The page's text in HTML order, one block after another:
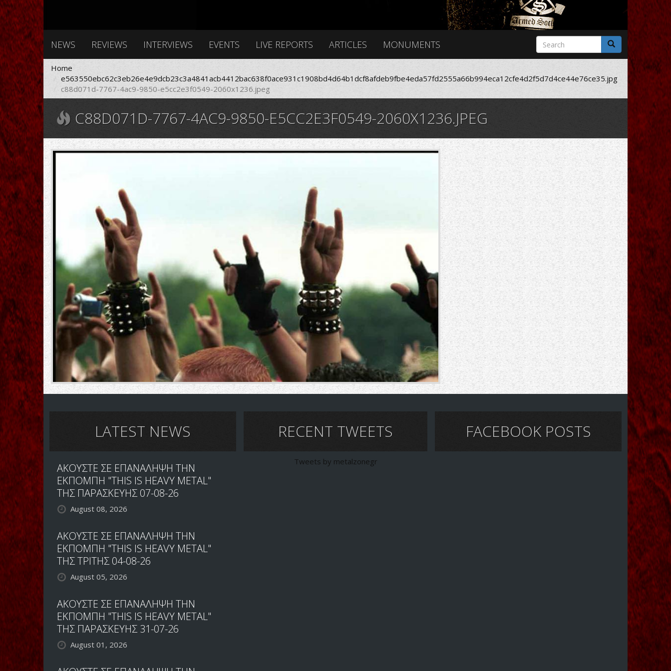
NEWS REVIEWS INTERVIEWS EVENTS LIVE REPORTS ARTICLES MONUMENTS
Search
form
Search
Home
e563550ebc62c3eb26e4e9dcb23c3a4841acb4412bac638f0ace931c1908bd4d64b1dcf8afdeb9fbe4eda57fd2555a66b994eca12cfe4d2f5d7d4ce44e76ce35.jpg
c88d071d-7767-4ac9-9850-e5cc2e3f0549-2060x1236.jpeg
C88D071D-7767-4AC9-9850-E5CC2E3F0549-2060X1236.JPEG
LATEST NEWS
ΑΚΟΥΣΤΕ ΣΕ ΕΠΑΝΑΛΗΨΗ ΤΗΝ
ΕΚΠΟΜΠΗ "THIS IS HEAVY METAL"
ΤΗΣ ΠΑΡΑΣΚΕΥΗΣ 07-08-26
August 08, 2026
ΑΚΟΥΣΤΕ ΣΕ ΕΠΑΝΑΛΗΨΗ ΤΗΝ
ΕΚΠΟΜΠΗ "THIS IS HEAVY METAL"
ΤΗΣ ΤΡΙΤΗΣ 04-08-26
August 05, 2026
ΑΚΟΥΣΤΕ ΣΕ ΕΠΑΝΑΛΗΨΗ ΤΗΝ
ΕΚΠΟΜΠΗ "THIS IS HEAVY METAL"
ΤΗΣ ΠΑΡΑΣΚΕΥΗΣ 31-07-26
August 01, 2026
RECENT TWEETS
Tweets by metalzonegr
FACEBOOK POSTS